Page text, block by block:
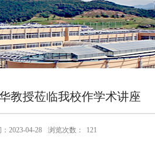
教授莅临我校作学术讲座
2023-04-28 浏览次数： 121